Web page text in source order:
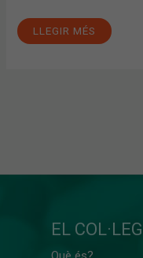
LLEGIR MÉS
EL